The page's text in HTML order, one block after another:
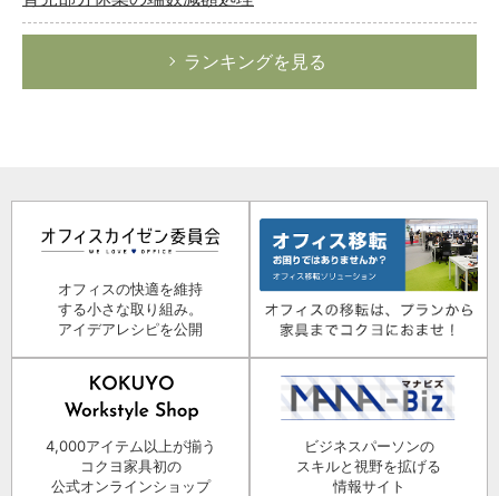
ランキングを見る
オフィスの快適を維持
する小さな取り組み。
アイデアレシピを公開
4,000アイテム以上が揃う
コクヨ家具初の
公式オンラインショップ
ビジネスパーソンの
スキルと視野を拡げる
情報サイト